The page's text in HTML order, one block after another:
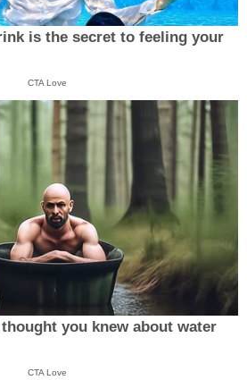
is the secret to feeling your
CTA Love
you knew about water
CTA Love